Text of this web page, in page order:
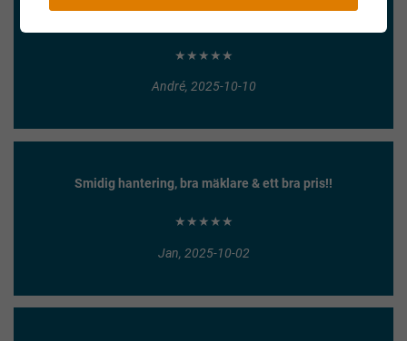
★★★★★
André, 2025-10-10
Smidig hantering, bra mäklare & ett bra pris!!
★★★★★
Jan, 2025-10-02